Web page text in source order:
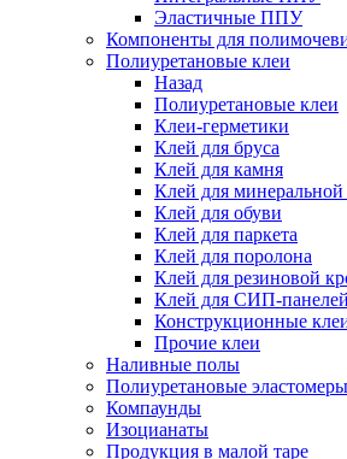
Эластичные ППУ
Компоненты для
Полиуретановые клеи
Назад
Полиуретановые клеи
Клеи-герметики
Клей для бруса
Клей для камня
Клей для
Клей для обуви
Клей для паркета
Клей для поролона
Клей для резиновой
Клей для СИП-панелей
Конструкционные
Прочие клеи
Наливные полы
Полиуретановые эластомеры
Компаунды
Изоцианаты
Продукция в малой таре